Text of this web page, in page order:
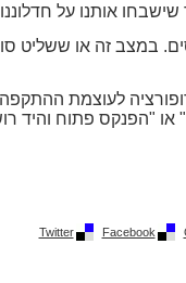
אותנו על
במצב זה או ששליט
מלחזור על הטעות ההיא משנת 1991 ולהגיב
או "הפנקס פתוח והיד
Facebook
Twitter